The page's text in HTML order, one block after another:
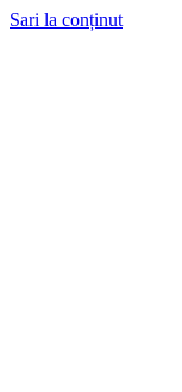
Sari la conținut